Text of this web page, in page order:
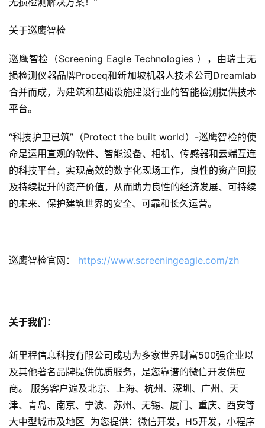
关于巡鹰智检
巡鹰智检（Screening Eagle Technologies ），由瑞士无
损检测仪器品牌Proceq和新加坡机器人技术公司Dreamlab
合并而成，为建筑和基础设施建设行业的智能检测提供技术
平台。
“科技护卫已筑”（Protect the built world）-巡鹰智检的使
命是运用直观的软件、智能设备、相机、传感器和云端互连
的科技平台，实现高效的数字化现场工作，良性的资产回报
及持续提升的资产价值，从而助力良性的经济发展、可持续
的未来、保护建筑世界的安全、可靠和长久运营。
巡鹰智检官网： https://www.screeningeagle.com/zh
关于我们：
新里程信息科技有限公司成功为多家世界财富500强企业以
及其他著名品牌提供优质服务，是您靠谱的微信开发供应
商。 服务客户遍及北京、上海、杭州、深圳、广州、天
津、青岛、南京、宁波、苏州、无锡、厦门、重庆、西安等
大中型城市及地区 为您提供：微信开发，H5开发，小程序